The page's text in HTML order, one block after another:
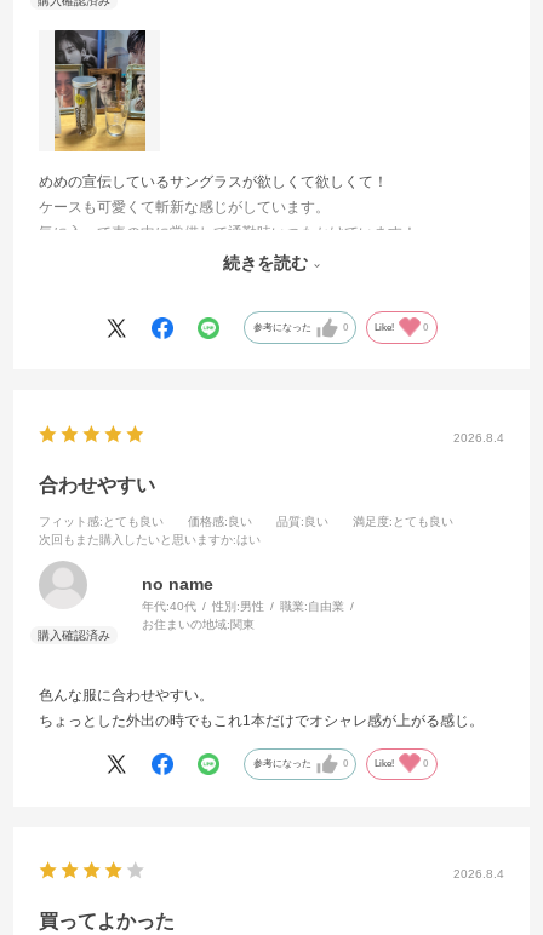
めめの宣伝しているサングラスが欲しくて欲しくて！
ケースも可愛くて斬新な感じがしています。
気に入って車の中に常備して通勤時いつもかけています！
続きを読む
参考になった 0 Like! 0
2026.8.4
合わせやすい
フィット感:とても良い 価格感:良い 品質:良い 満足度:とても良い
次回もまた購入したいと思いますか:はい
no name
年代:40代 性別:男性 職業:自由業
お住まいの地域:関東
色んな服に合わせやすい。
ちょっとした外出の時でもこれ1本だけでオシャレ感が上がる感じ。
参考になった 0 Like! 0
2026.8.4
買ってよかった